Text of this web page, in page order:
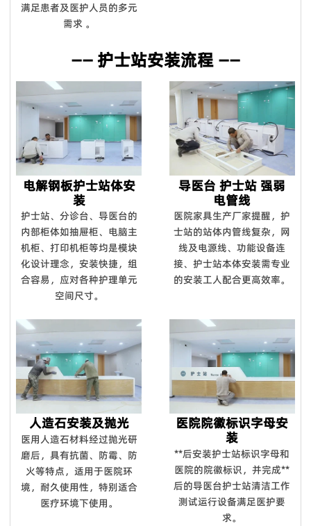
满足患者及医护人员的多元
需求 。
—— 护士站安装流程 ——
电解钢板护士站体安
装
护士站、分诊台、导医台的
内部柜体如抽屉柜、电脑主
机柜、打印机柜等均是模块
化设计理念，安装快捷，组
合容易，应对各种护理单元
空间尺寸。
导医台 护士站 强弱
电管线
医院家具生产厂家提醒，护
士站的站体内管线复杂，网
线及电源线、功能设备连
接、护士站本体安装需专业
的安装工人配合更高效率。
人造石安装及抛光
医用人造石材料经过抛光研
磨后，具有抗菌、防霉、防
火等特点，适用于医院环
境，耐久使用性，特别适合
医疗环境下使用。
医院院徽标识字母安
装
**后安装护士站标识字母和
医院的院徽标识，并完成**
后的导医台护士站清洁工作
测试运行设备满足医护要
求。